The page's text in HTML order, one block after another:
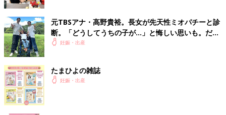
元TBSアナ・高野貴裕。長女が先天性ミオパチーと診
断。「どうしてうちの子が…」と悔しい思いも。だか
らこそ、娘との時間を全力で楽しみたい
妊娠・出産
たまひよの雑誌
妊娠・出産